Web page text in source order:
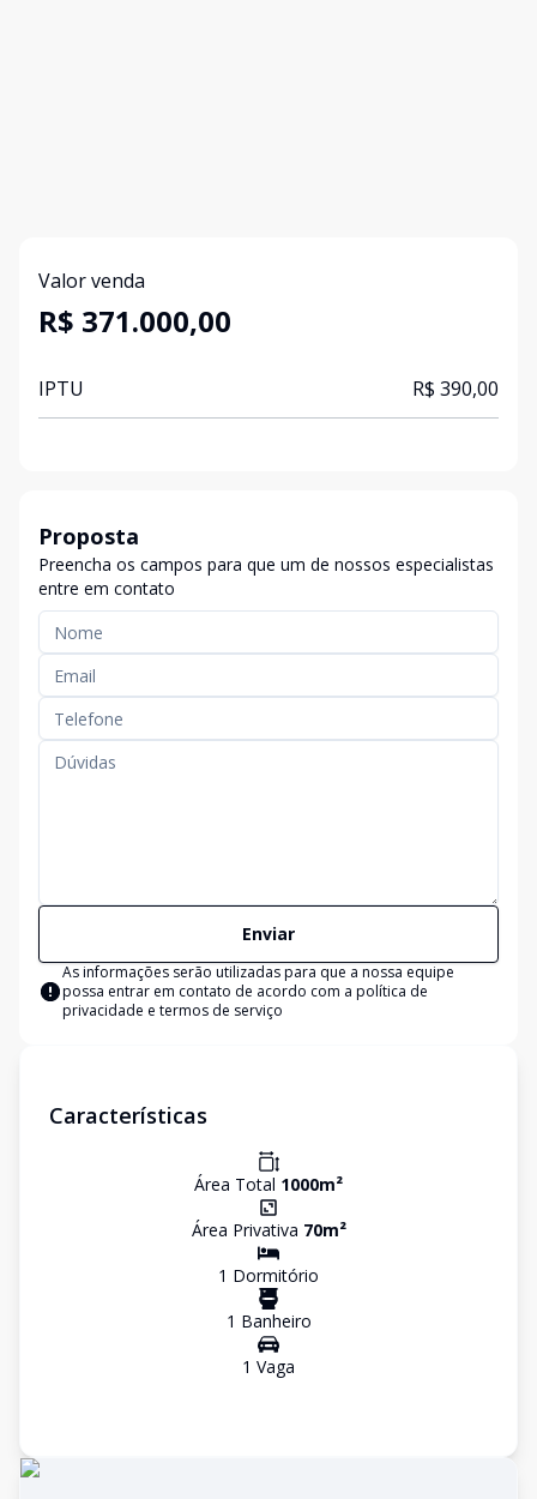
Valor venda
R$ 371.000,00
IPTU R$ 390,00
Proposta
Preencha os campos para que um de nossos especialistas
entre em contato
Enviar
As informações serão utilizadas para que a nossa equipe
possa entrar em contato de acordo com a política de
privacidade e termos de serviço
Características
Área Total 1000m²
Área Privativa 70m²
1 Dormitório
1 Banheiro
1 Vaga